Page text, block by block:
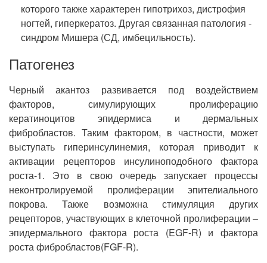
которого также характерен гипотрихоз, дистрофия
ногтей, гиперкератоз. Другая связанная патология -
синдром Мишера (СД, имбецильность).
Патогенез
Черный акантоз развивается под воздействием
факторов, симулирующих пролиферацию
кератиноцитов эпидермиса и дермальных
фибробластов. Таким фактором, в частности, может
выступать гиперинсулинемия, которая приводит к
активации рецепторов инсулиноподобного фактора
роста-1. Это в свою очередь запускает процессы
неконтролируемой пролиферации эпителиального
покрова. Также возможна стимуляция других
рецепторов, участвующих в клеточной пролиферации ‒
эпидермального фактора роста (EGF-R) и фактора
роста фибробластов(FGF-R).